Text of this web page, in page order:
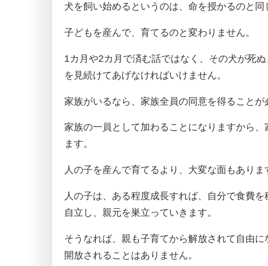
犬を飼い始めるというのは、命を授かるのと同
子どもを産んで、育てるのと変わりません。
1カ月や2カ月で済む話ではなく、その犬が死
を見続けてあげなければいけません。
家族がいるなら、家族全員の同意を得ることが
家族の一員として加わることになりますから
ます。
人の子を産んで育てるより、大変な面もありま
人の子は、ある程度成長すれば、自分で食費
自立し、親元を巣立っていきます。
そうなれば、親も子育てから解放されて自由
開放されることはありません。